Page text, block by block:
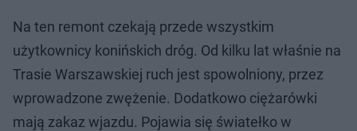
Na ten remont czekają przede wszystkim
użytkownicy konińskich dróg. Od kilku lat właśnie na
Trasie Warszawskiej ruch jest spowolniony, przez
wprowadzone zwężenie. Dodatkowo ciężarówki
mają zakaz wjazdu. Pojawia się światełko w